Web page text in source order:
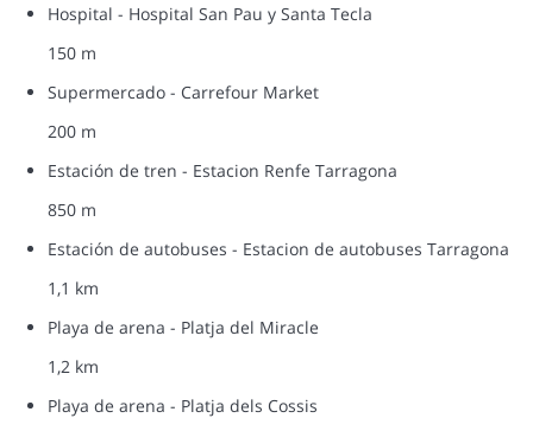
Hospital - Hospital San Pau y Santa Tecla
150 m
Supermercado - Carrefour Market
200 m
Estación de tren - Estacion Renfe Tarragona
850 m
Estación de autobuses - Estacion de autobuses Tarragona
1,1 km
Playa de arena - Platja del Miracle
1,2 km
Playa de arena - Platja dels Cossis